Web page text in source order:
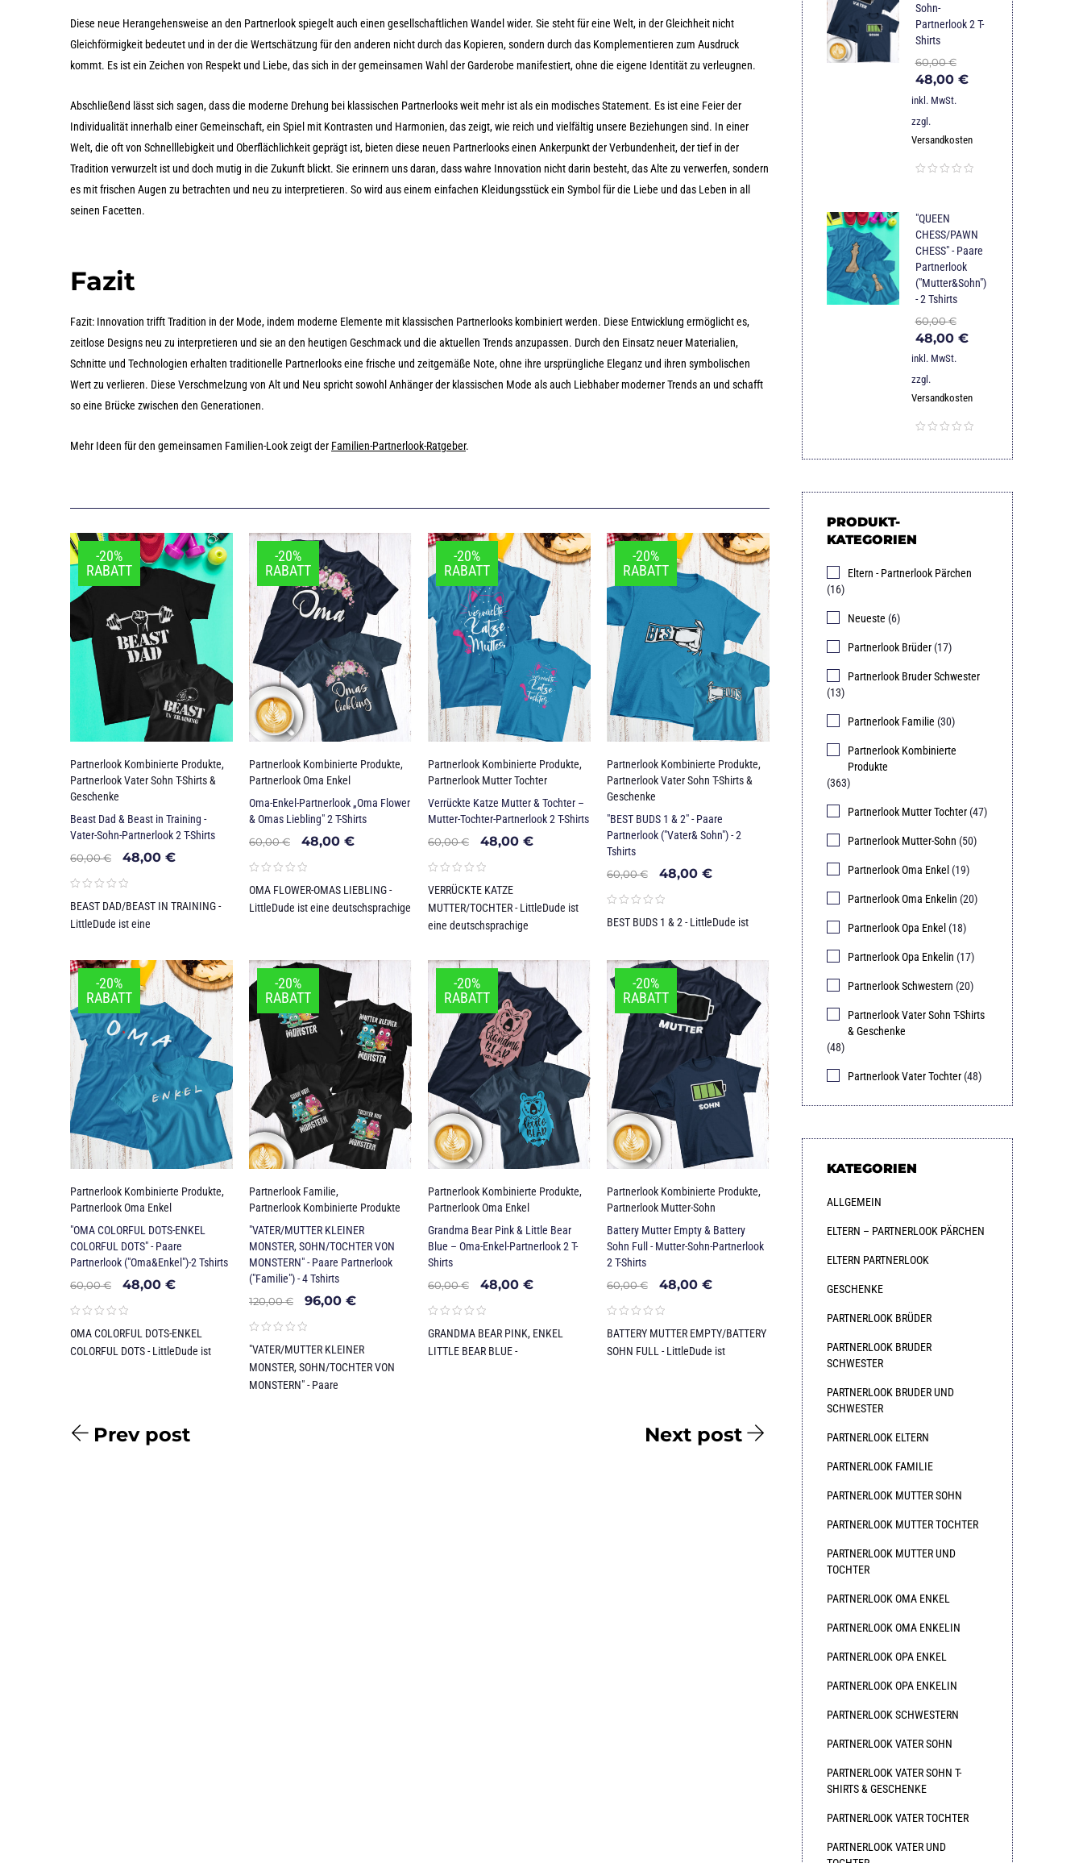
Diese neue Herangehensweise an den Partnerlook spiegelt auch einen gesellschaftlichen Wandel wider. Sie steht für eine Welt, in der Gleichheit nicht
Gleichförmigkeit bedeutet und in der die Wertschätzung für den anderen nicht durch das Kopieren, sondern durch das Komplementieren zum Ausdruck
kommt. Es ist ein Zeichen von Respekt und Liebe, das sich in der gemeinsamen Wahl der Garderobe manifestiert, ohne die eigene Identität zu verleugnen.
Abschließend lässt sich sagen, dass die moderne Drehung bei klassischen Partnerlooks weit mehr ist als ein modisches Statement. Es ist eine Feier der
Individualität innerhalb einer Gemeinschaft, ein Spiel mit Kontrasten und Harmonien, das zeigt, wie reich und vielfältig unsere Beziehungen sind. In einer
Welt, die oft von Schnelllebigkeit und Oberflächlichkeit geprägt ist, bieten diese neuen Partnerlooks einen Ankerpunkt der Verbundenheit, der tief in der
Tradition verwurzelt ist und doch mutig in die Zukunft blickt. Sie erinnern uns daran, dass wahre Innovation nicht darin besteht, das Alte zu verwerfen, sondern
es mit frischen Augen zu betrachten und neu zu interpretieren. So wird aus einem einfachen Kleidungsstück ein Symbol für die Liebe und das Leben in all
seinen Facetten.
Fazit
Fazit: Innovation trifft Tradition in der Mode, indem moderne Elemente mit klassischen Partnerlooks kombiniert werden. Diese Entwicklung ermöglicht es,
zeitlose Designs neu zu interpretieren und sie an den heutigen Geschmack und die aktuellen Trends anzupassen. Durch den Einsatz neuer Materialien,
Schnitte und Technologien erhalten traditionelle Partnerlooks eine frische und zeitgemäße Note, ohne ihre ursprüngliche Eleganz und ihren symbolischen
Wert zu verlieren. Diese Verschmelzung von Alt und Neu spricht sowohl Anhänger der klassischen Mode als auch Liebhaber moderner Trends an und schafft
so eine Brücke zwischen den Generationen.
Mehr Ideen für den gemeinsamen Familien-Look zeigt der Familien-Partnerlook-Ratgeber.
-20%
RABATT
Partnerlook Kombinierte Produkte,
Partnerlook Vater Sohn T-Shirts &
Geschenke
Beast Dad & Beast in Training -
Vater-Sohn-Partnerlook 2 T-Shirts
60,00€ 48,00 €
BEAST DAD/BEAST IN TRAINING -
LittleDude ist eine
-20%
RABATT
Partnerlook Kombinierte Produkte,
Partnerlook Oma Enkel
Oma-Enkel-Partnerlook „Oma Flower
& Omas Liebling" 2 T-Shirts
60,00€ 48,00 €
OMA FLOWER-OMAS LIEBLING -
LittleDude ist eine deutschsprachige
-20%
RABATT
Partnerlook Kombinierte Produkte,
Partnerlook Mutter Tochter
Verrückte Katze Mutter & Tochter –
Mutter-Tochter-Partnerlook 2 T-Shirts
60,00€ 48,00 €
VERRÜCKTE KATZE
MUTTER/TOCHTER - LittleDude ist
eine deutschsprachige
-20%
RABATT
Partnerlook Kombinierte Produkte,
Partnerlook Vater Sohn T-Shirts &
Geschenke
"BEST BUDS 1 & 2" - Paare
Partnerlook ("Vater& Sohn") - 2
Tshirts
60,00€ 48,00 €
BEST BUDS 1 & 2 - LittleDude ist
-20%
RABATT
Partnerlook Kombinierte Produkte,
Partnerlook Oma Enkel
"OMA COLORFUL DOTS-ENKEL
COLORFUL DOTS" - Paare
Partnerlook ("Oma&Enkel")-2 Tshirts
60,00€ 48,00 €
OMA COLORFUL DOTS-ENKEL
COLORFUL DOTS - LittleDude ist
-20%
RABATT
Partnerlook Familie,
Partnerlook Kombinierte Produkte
"VATER/MUTTER KLEINER
MONSTER, SOHN/TOCHTER VON
MONSTERN" - Paare Partnerlook
("Familie") - 4 Tshirts
120,00€ 96,00 €
"VATER/MUTTER KLEINER
MONSTER, SOHN/TOCHTER VON
MONSTERN" - Paare
-20%
RABATT
Partnerlook Kombinierte Produkte,
Partnerlook Oma Enkel
Grandma Bear Pink & Little Bear
Blue – Oma-Enkel-Partnerlook 2 T-
Shirts
60,00€ 48,00 €
GRANDMA BEAR PINK, ENKEL
LITTLE BEAR BLUE -
-20%
RABATT
Partnerlook Kombinierte Produkte,
Partnerlook Mutter-Sohn
Battery Mutter Empty & Battery
Sohn Full - Mutter-Sohn-Partnerlook
2 T-Shirts
60,00€ 48,00 €
BATTERY MUTTER EMPTY/BATTERY
SOHN FULL - LittleDude ist
Prev post Next post
Sohn-
Partnerlook 2 T-
Shirts
60,00€
48,00 €
inkl. MwSt.
zzgl.
Versandkosten
"QUEEN
CHESS/PAWN
CHESS" - Paare
Partnerlook
("Mutter&Sohn")
- 2 Tshirts
60,00€
48,00 €
inkl. MwSt.
zzgl.
Versandkosten
PRODUKT-
KATEGORIEN
Eltern - Partnerlook Pärchen
(16)
Neueste (6)
Partnerlook Brüder (17)
Partnerlook Bruder Schwester
(13)
Partnerlook Familie (30)
Partnerlook Kombinierte
Produkte
(363)
Partnerlook Mutter Tochter (47)
Partnerlook Mutter-Sohn (50)
Partnerlook Oma Enkel (19)
Partnerlook Oma Enkelin (20)
Partnerlook Opa Enkel (18)
Partnerlook Opa Enkelin (17)
Partnerlook Schwestern (20)
Partnerlook Vater Sohn T-Shirts
& Geschenke
(48)
Partnerlook Vater Tochter (48)
KATEGORIEN
ALLGEMEIN
ELTERN – PARTNERLOOK PÄRCHEN
ELTERN PARTNERLOOK
GESCHENKE
PARTNERLOOK BRÜDER
PARTNERLOOK BRUDER
SCHWESTER
PARTNERLOOK BRUDER UND
SCHWESTER
PARTNERLOOK ELTERN
PARTNERLOOK FAMILIE
PARTNERLOOK MUTTER SOHN
PARTNERLOOK MUTTER TOCHTER
PARTNERLOOK MUTTER UND
TOCHTER
PARTNERLOOK OMA ENKEL
PARTNERLOOK OMA ENKELIN
PARTNERLOOK OPA ENKEL
PARTNERLOOK OPA ENKELIN
PARTNERLOOK SCHWESTERN
PARTNERLOOK VATER SOHN
PARTNERLOOK VATER SOHN T-
SHIRTS & GESCHENKE
PARTNERLOOK VATER TOCHTER
PARTNERLOOK VATER UND